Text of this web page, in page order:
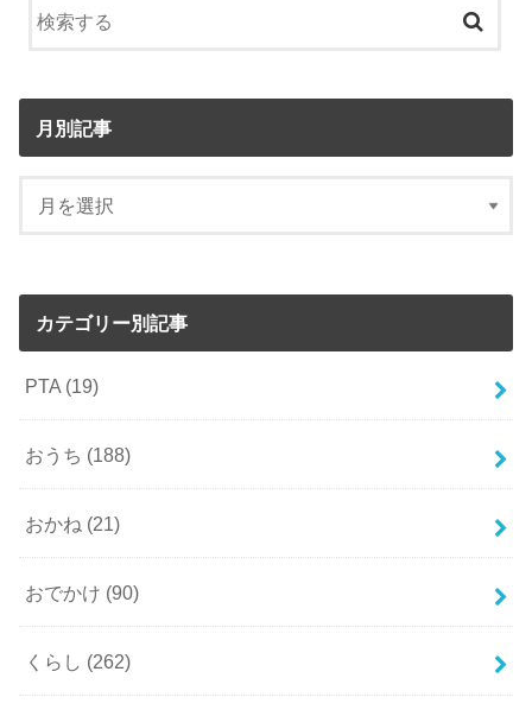
月別記事
カテゴリー別記事
PTA (19)
おうち (188)
おかね (21)
おでかけ (90)
くらし (262)